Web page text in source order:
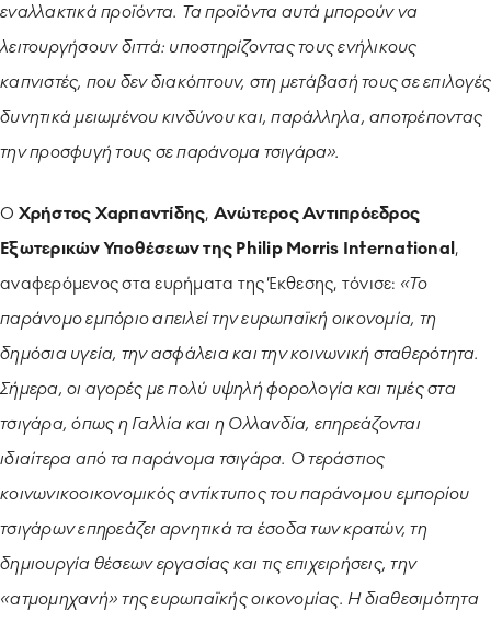
εναλλακτικά προϊόντα. Τα προϊόντα αυτά μπορούν να
λειτουργήσουν διττά: υποστηρίζοντας τους ενήλικους
καπνιστές, που δεν διακόπτουν, στη μετάβασή τους σε επιλογές
δυνητικά μειωμένου κινδύνου και, παράλληλα, αποτρέποντας
την προσφυγή τους σε παράνομα τσιγάρα».
Ο Χρήστος Χαρπαντίδης, Ανώτερος Αντιπρόεδρος
Εξωτερικών Υποθέσεων της Philip Morris International ,
αναφερόμενος στα ευρήματα της Έκθεσης, τόνισε: «Το
παράνομο εμπόριο απειλεί την ευρωπαϊκή οικονομία, τη
δημόσια υγεία, την ασφάλεια και την κοινωνική σταθερότητα.
Σήμερα, οι αγορές με πολύ υψηλή φορολογία και τιμές στα
τσιγάρα, όπως η Γαλλία και η Ολλανδία, επηρεάζονται
ιδιαίτερα από τα παράνομα τσιγάρα. Ο τεράστιος
κοινωνικοοικονομικός αντίκτυπος του παράνομου εμπορίου
τσιγάρων επηρεάζει αρνητικά τα έσοδα των κρατών, τη
δημιουργία θέσεων εργασίας και τις επιχειρήσεις, την
«ατμομηχανή» της ευρωπαϊκής οικονομίας. Η διαθεσιμότητα